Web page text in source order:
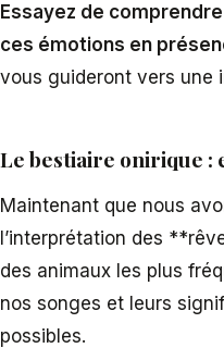
Essayez de
ces émotions en
vous guideront vers une
Le bestiaire onirique :
Maintenant que nous
l’interprétation des
des animaux les plus
nos songes et leurs
possibles.